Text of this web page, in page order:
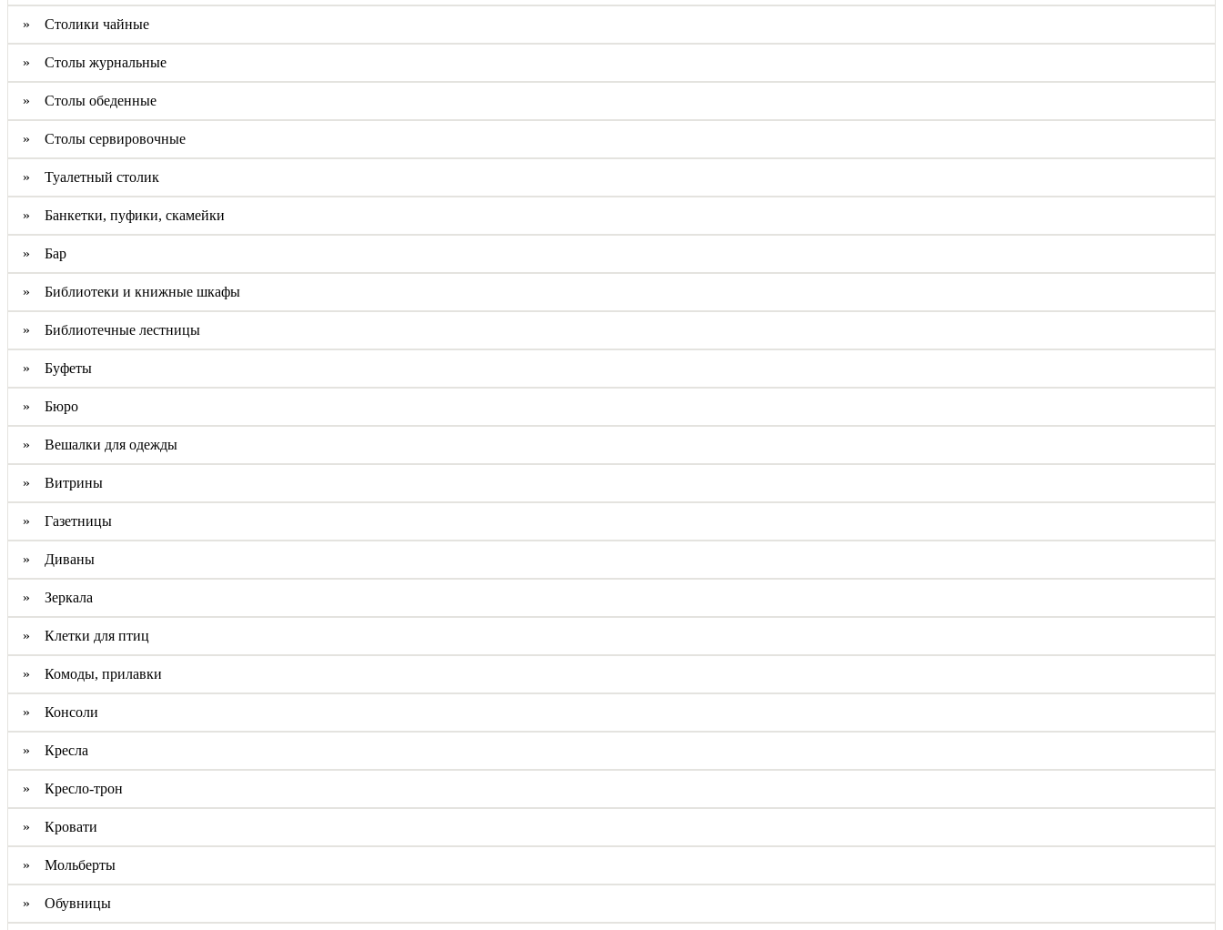
» Столики чайные
» Столы журнальные
» Столы обеденные
» Столы сервировочные
» Туалетный столик
» Банкетки, пуфики, скамейки
» Бар
» Библиотеки и книжные шкафы
» Библиотечные лестницы
» Буфеты
» Бюро
» Вешалки для одежды
» Витрины
» Газетницы
» Диваны
» Зеркала
» Клетки для птиц
» Комоды, прилавки
» Консоли
» Кресла
» Кресло-трон
» Кровати
» Мольберты
» Обувницы